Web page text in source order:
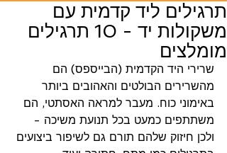
תרגילים ליד קדמית עם
משקולות יד - 10 תרגילים
מומלצים
שרירי היד הקדמית (הבייספס) הם
מהשרירים הבולטים והאהובים ביותר
באימוני כוח. מעבר למראה האסתטי, הם
משתתפים כמעט בכל תנועת משיכה -
ולכן חיזוק שלהם תורם גם לשיפור ביצועים